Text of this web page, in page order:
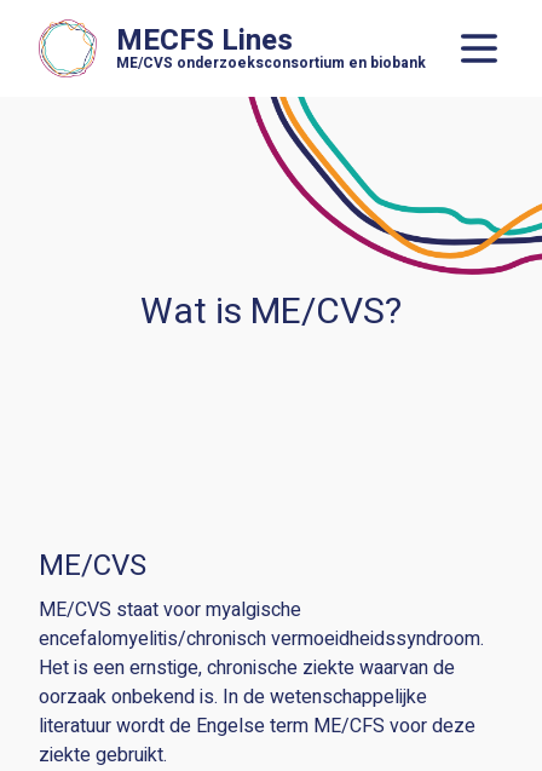
MECFS Lines
ME/CVS onderzoeksconsortium en biobank
Wat is ME/CVS?
ME/CVS
ME/CVS staat voor myalgische
encefalomyelitis/chronisch vermoeidheidssyndroom.
Het is een ernstige, chronische ziekte waarvan de
oorzaak onbekend is. In de wetenschappelijke
literatuur wordt de Engelse term ME/CFS voor deze
ziekte gebruikt.